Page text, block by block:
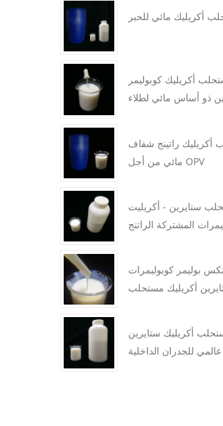
مستحلب أكريليك كوبوليمر ستايرين
ذو أساس مائي لطلاء البناء
أكريليك مائي للحبر
أكريليك كوبوليمر
ذو أساس مائي لطلاء
أكريليك راتينج شفاف
مائي من أجل OPV
ستايرين - أكريليت
المشتركة الراتنج
بوليمر كوبوليمرات
أكريليك مستحلب
أكريليك ستايرين
عالمي للجدران الداخلية